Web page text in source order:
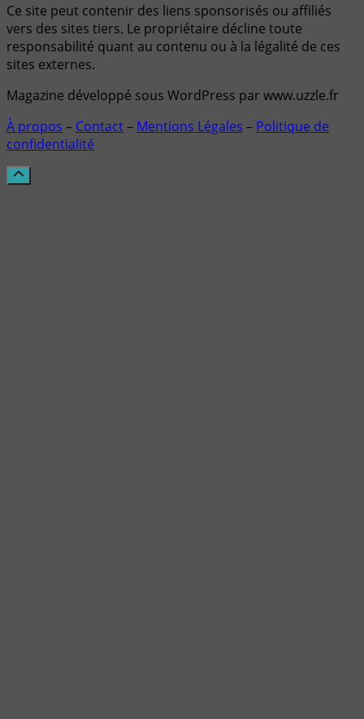
Ce site peut contenir des liens sponsorisés ou affiliés
vers des sites tiers. Le propriétaire décline toute
responsabilité quant au contenu ou à la légalité de ces
sites externes.
Magazine développé sous WordPress par www.uzzle.fr
À propos – Contact– Mentions Légales – Politique de
confidentialité